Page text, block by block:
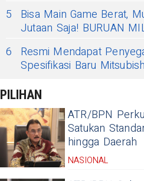
5
Bisa Main Game Berat,
Jutaan Saja! BURUAN
6
Resmi Mendapat
Spesifikasi Baru
PILIHAN
ATR/BPN
Satukan
hingga Daerah
NASIONAL